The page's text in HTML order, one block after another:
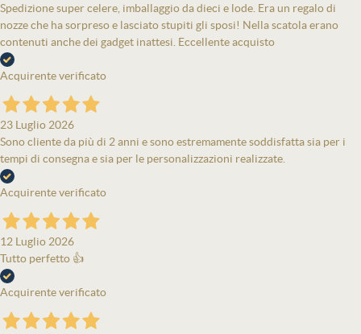
Spedizione super celere, imballaggio da dieci e lode. Era un regalo di
nozze che ha sorpreso e lasciato stupiti gli sposi! Nella scatola erano
contenuti anche dei gadget inattesi. Eccellente acquisto
Acquirente verificato
23 Luglio 2026
Sono cliente da più di 2 anni e sono estremamente soddisfatta sia per i
tempi di consegna e sia per le personalizzazioni realizzate.
Acquirente verificato
12 Luglio 2026
Tutto perfetto 👍
Acquirente verificato